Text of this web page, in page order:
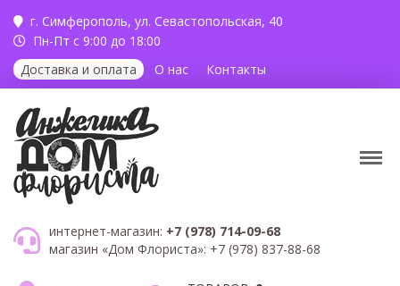
г. Симферополь, ул. Севастопольская, 40
Пн-Пт с 9:00 до 18:00
Доставка и оплата
О нас Контакты
интернет-магазин: +7 (978) 714-09-68
магазин «Дом Флориста»: +7 (978) 837-88-68